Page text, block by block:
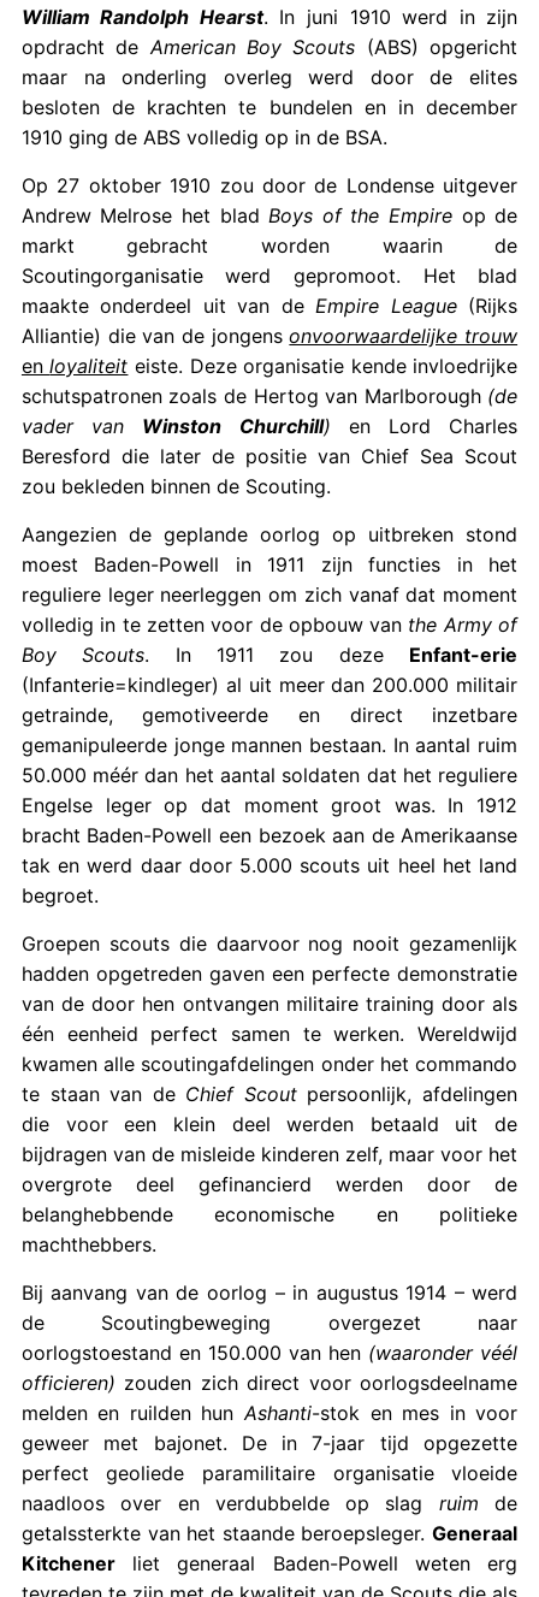
William Randolph Hearst. In juni 1910 werd in zijn
opdracht de American Boy Scouts (ABS) opgericht
maar na onderling overleg werd door de elites
besloten de krachten te bundelen en in december
1910 ging de ABS volledig op in de BSA.
Op 27 oktober 1910 zou door de Londense uitgever
Andrew Melrose het blad Boys of the Empireop de
markt gebracht worden waarin de
Scoutingorganisatie werd gepromoot. Het blad
maakte onderdeel uit van de Empire League(Rijks
Alliantie) die van de jongensonvoorwaardelijke trouw
enloyaliteit eiste. Deze organisatie kende invloedrijke
schutspatronen zoals de Hertog van Marlborough (de
vader van Winston Churchill) en Lord Charles
Beresford die later de positie van Chief Sea Scout
zou bekleden binnen de Scouting.
Aangezien de geplande oorlog op uitbreken stond
moest Baden-Powell in 1911 zijn functies in het
reguliere leger neerleggen om zich vanaf dat moment
volledig in te zetten voor de opbouw van the Army of
Boy Scouts. In 1911 zou deze Enfant-erie
(Infanterie=kindleger) al uit meer dan 200.000 militair
getrainde, gemotiveerde en direct inzetbare
gemanipuleerde jonge mannen bestaan. In aantal ruim
50.000 méér dan het aantal soldaten dat het reguliere
Engelse leger op dat moment groot was. In 1912
bracht Baden-Powell een bezoek aan de Amerikaanse
tak en werd daar door 5.000 scouts uit heel het land
begroet.
Groepen scouts die daarvoor nog nooit gezamenlijk
hadden opgetreden gaven een perfecte demonstratie
van de door hen ontvangen militaire training door als
één eenheid perfect samen te werken. Wereldwijd
kwamen alle scoutingafdelingen onder het commando
te staan van de Chief Scoutpersoonlijk, afdelingen
die voor een klein deel werden betaald uit de
bijdragen van de misleide kinderen zelf, maar voor het
overgrote deel gefinancierd werden door de
belanghebbende economische en politieke
machthebbers.
Bij aanvang van de oorlog – in augustus 1914 – werd
de Scoutingbeweging overgezet naar
oorlogstoestand en 150.000 van hen (waaronder véél
officieren) zouden zich direct voor oorlogsdeelname
melden en ruilden hun Ashanti-stok en mes in voor
geweer met bajonet. De in 7-jaar tijd opgezette
perfect geoliede paramilitaire organisatie vloeide
naadloos over en verdubbelde op slag ruim de
getalssterkte van het staande beroepsleger.Generaal
Kitchenerliet generaal Baden-Powell weten erg